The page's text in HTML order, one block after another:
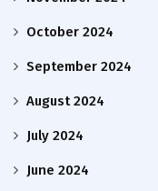
October 2024
September 2024
August 2024
July 2024
June 2024